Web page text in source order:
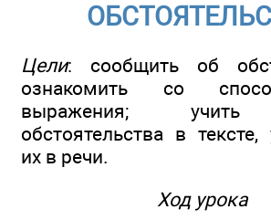
Цели: сообщить об
ознакомить со
выражения; учить
обстоятельства в тексте,
их в речи.
Ход урока